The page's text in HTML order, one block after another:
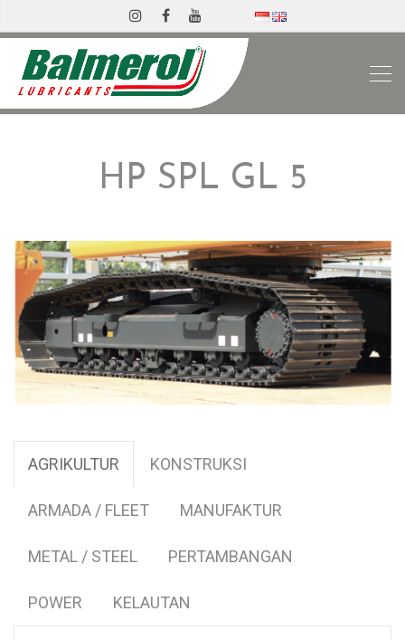
HP SPL GL 5
AGRIKULTUR KONSTRUKSI
ARMADA / FLEET MANUFAKTUR
METAL / STEEL PERTAMBANGAN
POWER KELAUTAN